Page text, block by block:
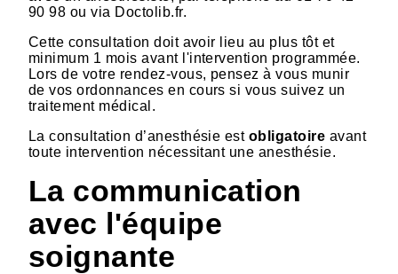
90 98 ou via Doctolib.fr.
Cette consultation doit avoir lieu au plus tôt et
minimum 1 mois avant l'intervention programmée.
Lors de votre rendez-vous, pensez à vous munir
de vos ordonnances en cours si vous suivez un
traitement médical.
La consultation d’anesthésie est obligatoire avant
toute intervention nécessitant une anesthésie.
La communication
avec l'équipe
soignante